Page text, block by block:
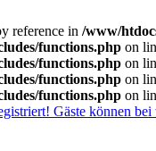
reference in /www/
functions.php on
functions.php on
functions.php on
functions.php on
Gäste können